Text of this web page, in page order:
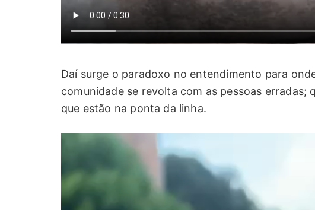
Daí surge o paradoxo no entendimento para
comunidade se revolta com as pessoas erradas;
que estão na ponta da linha.